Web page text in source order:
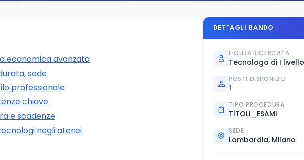
economica avanzata
sede
professionale
chiave
e scadenze
negli atenei
DETTAGLI BANDO
FIGURA RICERCATA
Tecnologo di I livello
POSTI DISPONIBILI
1
TIPO PROCEDURA
TITOLI_ESAMI
SEDE
Lombardia, Milano